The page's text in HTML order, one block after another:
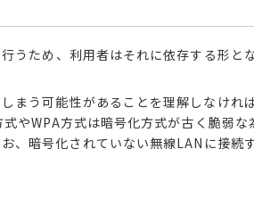
うため、利用者はそれに依存する形と
う可能性があることを理解しなけれ
やWPA方式は暗号化方式が古く脆弱
、暗号化されていない無線LANに接続